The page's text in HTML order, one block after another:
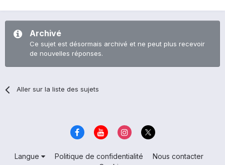
Archivé
Ce sujet est désormais archivé et ne peut plus recevoir
de nouvelles réponses.
Aller sur la liste des sujets
Langue Politique de confidentialité
Nous contacter